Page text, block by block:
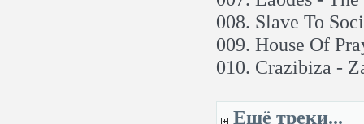
008. Slave To
009. House Of
010. Crazibiza -
Ещё треки...